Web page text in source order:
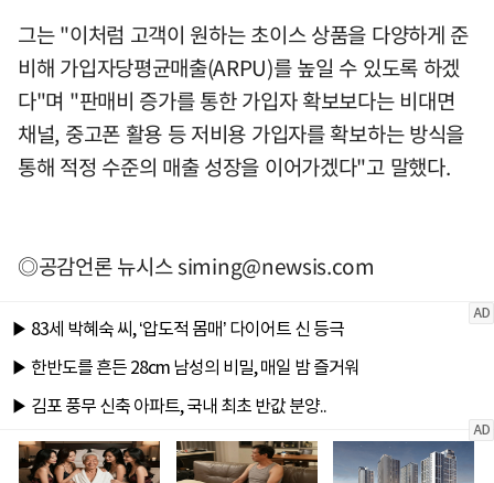
그는 "이처럼 고객이 원하는 초이스 상품을 다양하게 준
비해 가입자당평균매출(ARPU)를 높일 수 있도록 하겠
다"며 "판매비 증가를 통한 가입자 확보보다는 비대면
채널, 중고폰 활용 등 저비용 가입자를 확보하는 방식을
통해 적정 수준의 매출 성장을 이어가겠다"고 말했다.
◎공감언론 뉴시스siming@newsis.com